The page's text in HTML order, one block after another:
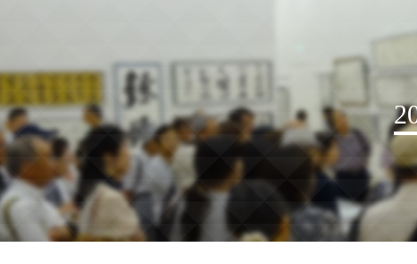
お知らせ
読売書法会につい
読売書法展